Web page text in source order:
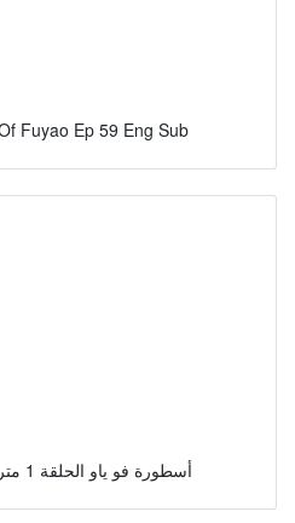
Fuyao Ep 59 Eng Sub
أسطورة فو ياو الحلقة 1 مترجمة جاونتر آسيا شو